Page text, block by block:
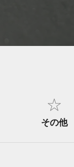
その他